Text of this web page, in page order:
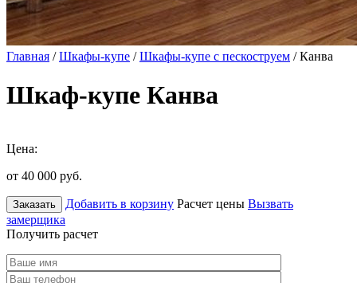
Главная /Шкафы-купе /Шкафы-купе с пескоструем / Канва
Шкаф-купе Канва
Цена:
от 40 000 руб.
Заказать Добавить в корзину Расчет цены Вызвать
замерщика
Получить расчет